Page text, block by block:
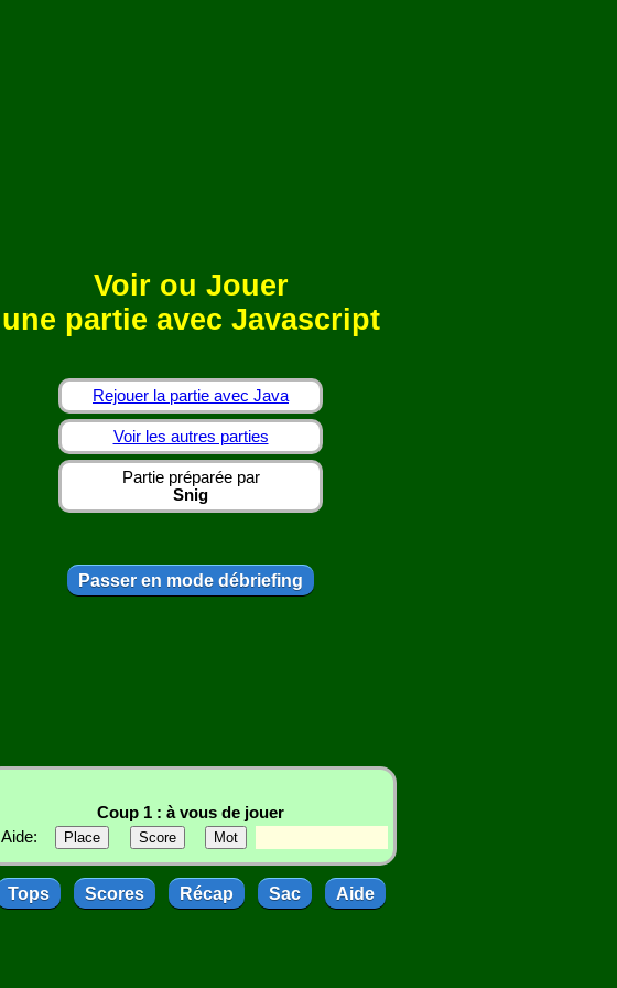
Voir ou Jouer
une partie avec Javascript
Rejouer la partie avec Java
Voir les autres parties
Partie préparée par
Snig
Passer en mode débriefing
Coup 1 : à vous de jouer
Aide:
Tops Scores Récap Sac Aide